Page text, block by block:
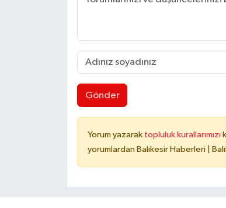
Gönder
Yorum yazarak topluluk kurallarımızı
yorumlardan Balıkesir Haberleri |